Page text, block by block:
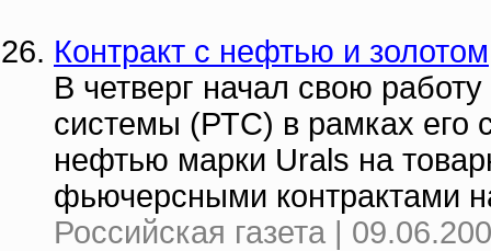
Контракт с нефтью и золотом
В четверг начал свою
системы (РТС) в рамках его
нефтью марки Urals на
фьючерсными контрактами
Российская газета |